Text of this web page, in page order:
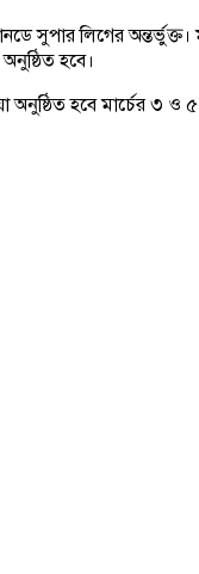
সুপার লিগের
হবে।
হবে মার্চের ৩ ও